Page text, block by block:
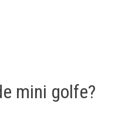
mini golfe?